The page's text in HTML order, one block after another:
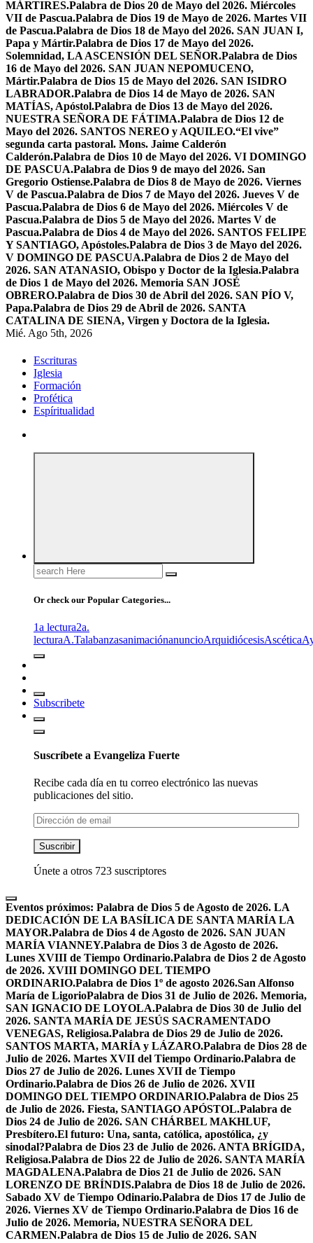
MÁRTIRES.Palabra de Dios 20 de Mayo del 2026. Miércoles
VII de Pascua.Palabra de Dios 19 de Mayo de 2026. Martes VII
de Pascua.Palabra de Dios 18 de Mayo del 2026. SAN JUAN I,
Papa y Mártir.Palabra de Dios 17 de Mayo del 2026.
Solemnidad, LA ASCENSIÓN DEL SEÑOR.Palabra de Dios
16 de Mayo del 2026. SAN JUAN NEPOMUCENO,
Mártir.Palabra de Dios 15 de Mayo del 2026. SAN ISIDRO
LABRADOR.Palabra de Dios 14 de Mayo de 2026. SAN
MATÍAS, Apóstol.Palabra de Dios 13 de Mayo del 2026.
NUESTRA SEÑORA DE FÁTIMA.Palabra de Dios 12 de
Mayo del 2026. SANTOS NEREO y AQUILEO.“El vive”
segunda carta pastoral. Mons. Jaime Calderón
Calderón.Palabra de Dios 10 de Mayo del 2026. VI DOMINGO
DE PASCUA.Palabra de Dios 9 de mayo del 2026. San
Gregorio Ostiense.Palabra de Dios 8 de Mayo de 2026. Viernes
V de Pascua.Palabra de Dios 7 de Mayo del 2026. Jueves V de
Pascua.Palabra de Dios 6 de Mayo del 2026. Miércoles V de
Pascua.Palabra de Dios 5 de Mayo del 2026. Martes V de
Pascua.Palabra de Dios 4 de Mayo del 2026. SANTOS FELIPE
Y SANTIAGO, Apóstoles.Palabra de Dios 3 de Mayo del 2026.
V DOMINGO DE PASCUA.Palabra de Dios 2 de Mayo del
2026. SAN ATANASIO, Obispo y Doctor de la Iglesia.Palabra
de Dios 1 de Mayo del 2026. Memoria SAN JOSÉ
OBRERO.Palabra de Dios 30 de Abril del 2026. SAN PÍO V,
Papa.Palabra de Dios 29 de Abril de 2026. SANTA
CATALINA DE SIENA, Virgen y Doctora de la Iglesia.
Mié. Ago 5th, 2026
Escrituras
Iglesia
Formación
Profética
Espíritualidad
Search
for:
Or check our Popular Categories...
1a lectura2a.
lecturaA.TalabanzasanimaciónanuncioArquidiócesisAscética
Subscribete
Suscríbete a Evangeliza Fuerte
Recibe cada día en tu correo electrónico las nuevas
publicaciones del sitio.
Dirección
de
email
Suscribir
Únete a otros 723 suscriptores
Eventos próximos: Palabra de Dios 5 de Agosto de 2026. LA
DEDICACIÓN DE LA BASÍLICA DE SANTA MARÍA LA
MAYOR.Palabra de Dios 4 de Agosto de 2026. SAN JUAN
MARÍA VIANNEY.Palabra de Dios 3 de Agosto de 2026.
Lunes XVIII de Tiempo Ordinario.Palabra de Dios 2 de Agosto
de 2026. XVIII DOMINGO DEL TIEMPO
ORDINARIO.Palabra de Dios 1º de agosto 2026.San Alfonso
María de LigorioPalabra de Dios 31 de Julio de 2026. Memoria,
SAN IGNACIO DE LOYOLA.Palabra de Dios 30 de Julio del
2026. SANTA MARÍA DE JESÚS SACRAMENTADO
VENEGAS, Religiosa.Palabra de Dios 29 de Julio de 2026.
SANTOS MARTA, MARÍA y LÁZARO.Palabra de Dios 28 de
Julio de 2026. Martes XVII del Tiempo Ordinario.Palabra de
Dios 27 de Julio de 2026. Lunes XVII de Tiempo
Ordinario.Palabra de Dios 26 de Julio de 2026. XVII
DOMINGO DEL TIEMPO ORDINARIO.Palabra de Dios 25
de Julio de 2026. Fiesta, SANTIAGO APÓSTOL.Palabra de
Dios 24 de Julio de 2026. SAN CHÁRBEL MAKHLUF,
Presbítero.El futuro: Una, santa, católica, apostólica, ¿y
sinodal?Palabra de Dios 23 de Julio de 2026. ANTA BRÍGIDA,
Religiosa.Palabra de Dios 22 de Julio de 2026. SANTA MARÍA
MAGDALENA.Palabra de Dios 21 de Julio de 2026. SAN
LORENZO DE BRÍNDIS.Palabra de Dios 18 de Julio de 2026.
Sabado XV de Tiempo Odinario.Palabra de Dios 17 de Julio de
2026. Viernes XV de Tiempo Ordinario.Palabra de Dios 16 de
Julio de 2026. Memoria, NUESTRA SEÑORA DEL
CARMEN.Palabra de Dios 15 de Julio de 2026. SAN